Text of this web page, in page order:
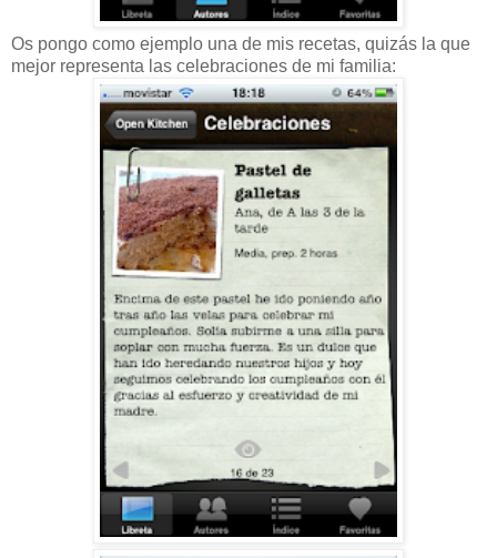
Os pongo como ejemplo una de mis recetas, quizás la que
mejor representa las celebraciones de mi familia: